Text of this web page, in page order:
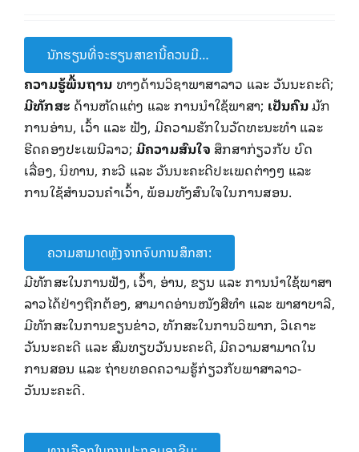
ນັກຮຽນທີ່ຈະຮຽນສາຂານີ້ຄວນມີ…
ຄວາມ​ຮູ້​ພື້ນຖານ ທາງດ້ານວິຊາ​ພາສາລາວ ​ແລະ ວັນນະຄະດີ;
ມີ​ທັກ​ສະ ​ ດ້ານຫັດ​ແຕ່ງ ​ແລະ ​ການ​ນໍາ​ໃຊ້​ພາສາ; ເປັນ​ຄົນ​ ມັກ​
ການ​ອ່ານ, ​ເວົ້າ ແລະ ຟັງ, ມີຄວາມຮັກໃນ​ວັດທະນະ​ທໍາ ​ແລະ
ຮີດຄອງ​ປະ​ເພນີ​ລາວ; ມີ​ຄວາມ​ສົນ​ໃຈ ສຶກສາກ່ຽວກັບ ບົດ​
ເລື່ອງ, ນິທານ, ກະວີ ​ແລະ ວັນນະຄະດີປະ​ເພດ​ຕ່າງໆ ແລະ
ການໃຊ້ສໍານວນຄໍາ​ເວົ້າ, ພ້ອມ​ທັງ​ສົນ​ໃຈ​ໃນການ​ສອນ.
ຄວາມສາມາດຫຼັງຈາກຈົບການສຶກສາ:
​ມີທັກ​ສະໃນການຟັງ, ​ເວົ້າ, ອ່ານ, ຂຽນ ​ແລະ ​ການ​ນໍາ​ໃຊ້​ພາສາ​
ລາວ​ໄດ້​ຢ່າງ​ຖືກຕ້ອງ​, ສາມາດ​ອ່ານໜັງສື​ທໍາ ​ແລະ ພາສາ​ບາ​ລີ,
ມີທັກ​ສະ​ໃນ​ການ​ຂຽນຂ່າວ, ທັກ​ສະ​ໃນການ​ວິພາກ, ວິ​ເຄາະ​
ວັນນະຄະດີ ​ແລະ ສົມທຽບວັນນະຄະດີ, ມີ​ຄວາມສາມາດ​ໃນ​
ການ​ສອນ ​ແລະ ຖ່າຍທອດຄວາມ​ຮູ້ກ່ຽວກັບ​ພາສາ​ລາວ-
ວັນນະຄະດີ.